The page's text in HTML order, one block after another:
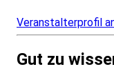
Veranstalterprofil
Gut zu